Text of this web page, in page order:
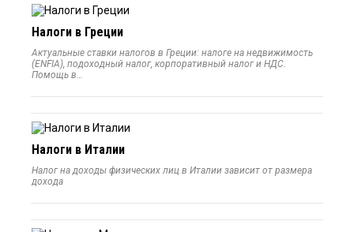
Налоги в Греции
Актуальные ставки налогов в Греции: налоге на недвижимость
(ENFIA), подоходный налог, корпоративный налог и НДС.
Помощь в…
Налоги в Италии
Налог на доходы физических лиц в Италии зависит от размера
дохода